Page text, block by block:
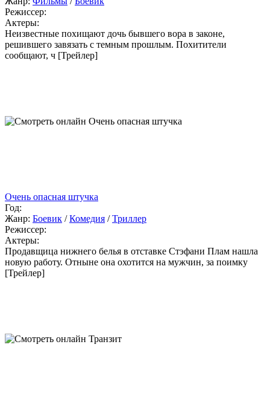
Режиссер:
Актеры:
Неизвестные похищают дочь бывшего вора в законе,
решившего завязать с темным прошлым. Похитители
сообщают, ч [Трейлер]
Очень опасная штучка
Год:
Жанр: Боевик /Комедия /Триллер
Режиссер:
Актеры:
Продавщица нижнего белья в отставке Стэфани Плам нашла
новую работу. Отныне она охотится на мужчин, за поимку
[Трейлер]